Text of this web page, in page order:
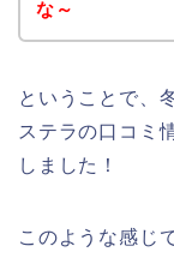
な～
ということで、
ステラの口コミ
しました！
このような感じ